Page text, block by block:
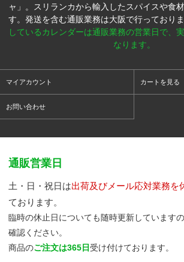
ャ」。スリランカから輸入したスパイスや食
す。発送を含む通販業務は大阪で行っておりま
しているカレンダーは通販業務の営業日で、
なります。
マイアカウント カートを見る
お問い合わせ
通販営業日
土・日・祝日は出荷及びメール応対業務を
ております。
臨時の休止日についても随時更新しています
確認ください。
商品のご注文は365日受け付けております。